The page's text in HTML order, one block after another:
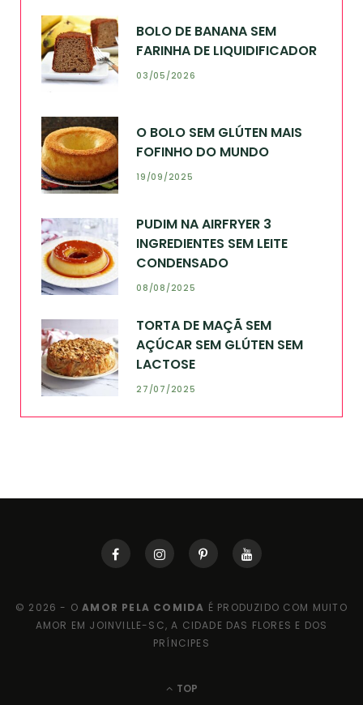
BOLO DE BANANA SEM
FARINHA DE LIQUIDIFICADOR
03/05/2026
O BOLO SEM GLÚTEN MAIS
FOFINHO DO MUNDO
19/09/2025
PUDIM NA AIRFRYER 3
INGREDIENTES SEM LEITE
CONDENSADO
08/08/2025
TORTA DE MAÇÃ SEM
AÇÚCAR SEM GLÚTEN SEM
LACTOSE
27/07/2025
© 2026 - OAMOR PELA COMIDA É PRODUZIDO COM MUITO
AMOR EM JOINVILLE-SC, A CIDADE DAS FLORES E DOS
PRÍNCIPES
TOP